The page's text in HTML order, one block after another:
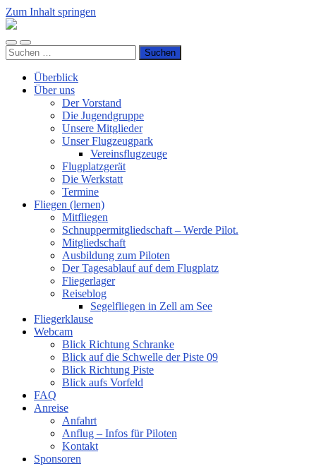
Zum Inhalt springen
Luftsportverein
e.V.
Mobile-
Menü
Suchfeld
ein-/ausblenden
Suchen
nach:
Überblick
Über uns
Der Vorstand
Die Jugendgruppe
Unsere Mitglieder
Unser Flugzeugpark
Vereinsflugzeuge
Flugplatzgerät
Die Werkstatt
Termine
Fliegen (lernen)
Mitfliegen
Schnuppermitgliedschaft – Werde Pilot.
Mitgliedschaft
Ausbildung zum Piloten
Der Tagesablauf auf dem Flugplatz
Fliegerlager
Reiseblog
Segelfliegen in Zell am See
Fliegerklause
Webcam
Blick Richtung Schranke
Blick auf die Schwelle der Piste 09
Blick Richtung Piste
Blick aufs Vorfeld
FAQ
Anreise
Anfahrt
Anflug – Infos für Piloten
Kontakt
Sponsoren